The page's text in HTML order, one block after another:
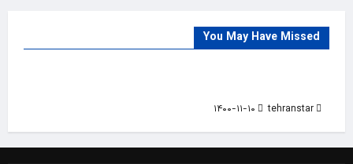
You May Have Missed
Countries
India
Trade Source
tehranstar